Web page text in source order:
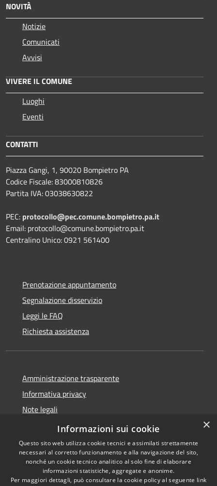
NOVITÀ
Notizie
Comunicati
Avvisi
VIVERE IL COMUNE
Luoghi
Eventi
CONTATTI
Piazza Gangi, 1, 90020 Bompietro PA
Codice Fiscale: 83000810826
Partita IVA: 03038630822
PEC: protocollo@pec.comune.bompietro.pa.it
Email: protocollo@comune.bompietro.pa.it
Centralino Unico: 0921 561400
Prenotazione appuntamento
Segnalazione disservizio
Leggi le FAQ
Richiesta assistenza
Amministrazione trasparente
Informativa privacy
Note legali
Dichiarazione di accessibilità
Copyright © 2026 • Comune di
×
Informazioni sui cookie
Questo sito web utilizza cookie tecnici e assimilati strettamente
necessari al corretto funzionamento e alla navigazione del sito,
nonché un cookie tecnico analitico al solo fine di elaborare
informazioni statistiche, aggregate e anonime.
Per maggiori dettagli, può consultare la cookie policy al seguente link